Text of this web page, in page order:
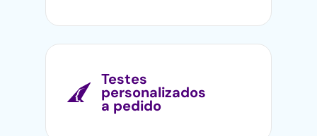
Testes
personalizados
a pedido